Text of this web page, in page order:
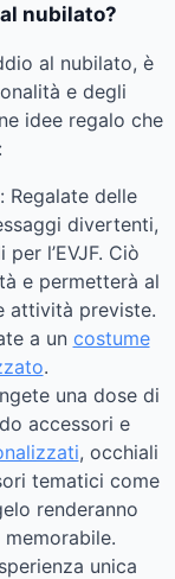
nubilato?
al nubilato, è
e degli
idee regalo che
Regalate delle
divertenti,
l’EVJF. Ciò
e permetterà al
attività previste.
a un costume
.
una dose di
accessori e
, occhiali
tematici come
renderanno
unica